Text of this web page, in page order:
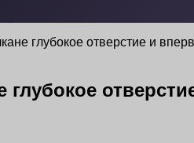
глубокое отверстие и